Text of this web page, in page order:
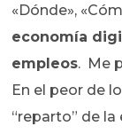
«Dónde»,
economía
empleos. Me
En el peor de
“reparto” de